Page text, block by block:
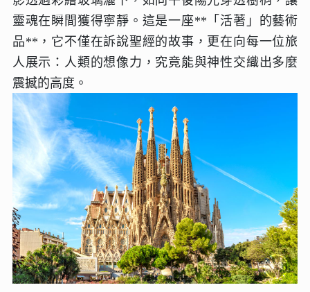
靈魂在瞬間獲得寧靜。這是一座**「活著」的藝術
品**，它不僅在訴說聖經的故事，更在向每一位旅
人展示：人類的想像力，究竟能與神性交織出多麼
震撼的高度。